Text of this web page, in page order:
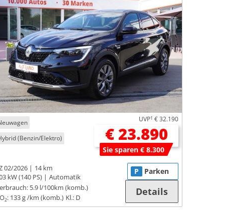
(Benzin/Elektro)
UVP1 € 32.190
€ 23.890
Sie sparen € 8.300
02/2026
14 km
kW (140 PS)
Automatik
5.9 l/100km (komb.)
2: 133 g /km (komb.) Kl.: D
P Parken
Details